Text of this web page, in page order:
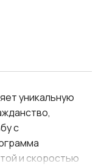
уникальную
с
и скоростью